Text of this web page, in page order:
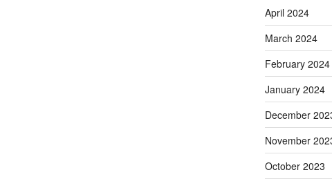
April 2024
March 2024
February 2024
January 2024
December
November
October 2023